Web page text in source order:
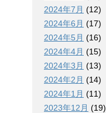
2024年7月 (12)
2024年6月 (17)
2024年5月 (16)
2024年4月 (15)
2024年3月 (13)
2024年2月 (14)
2024年1月 (11)
2023年12月 (19)